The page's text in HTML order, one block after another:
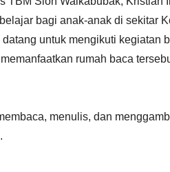
bagi anak-anak di sekitar
untuk mengikuti kegiatan
rumah baca
menulis, dan